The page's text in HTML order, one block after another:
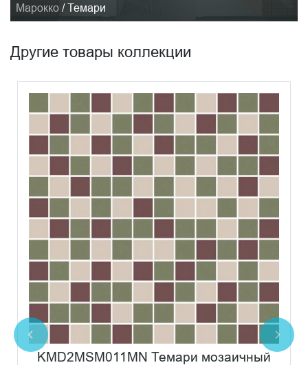
Марокко / Темари
Другие товары коллекции
KMD2MSM011MN Темари мозаичный